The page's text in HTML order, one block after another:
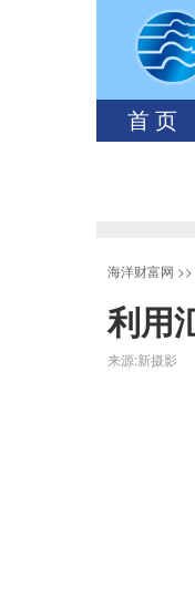
首 页
海洋财富网 >>
利用
来源:新摄影